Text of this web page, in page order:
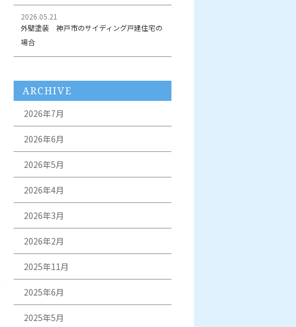
2026.05.21
外壁塗装 神戸市のサイディング戸建住宅の
場合
ARCHIVE
2026年7月
2026年6月
2026年5月
2026年4月
2026年3月
2026年2月
2025年11月
2025年6月
2025年5月